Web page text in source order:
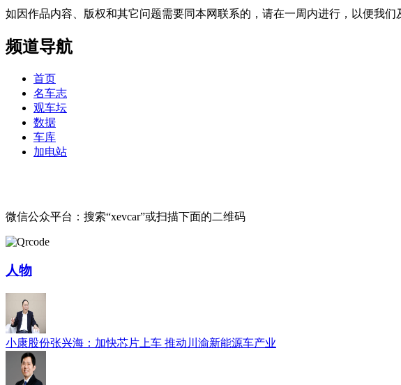
如因作品内容、版权和其它问题需要同本网联系的，请在一周内进行，以便我们
频道导航
首页
名车志
观车坛
数据
车库
加电站
微信公众平台：搜索“xevcar”或扫描下面的二维码
人物
小康股份张兴海：加快芯片上车 推动川渝新能源车产业